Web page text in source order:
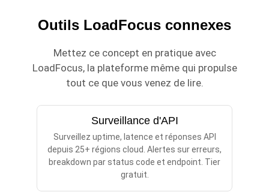
Outils LoadFocus connexes
Mettez ce concept en pratique avec
LoadFocus, la plateforme même qui propulse
tout ce que vous venez de lire.
Surveillance d'API
Surveillez uptime, latence et réponses API
depuis 25+ régions cloud. Alertes sur erreurs,
breakdown par status code et endpoint. Tier
gratuit.